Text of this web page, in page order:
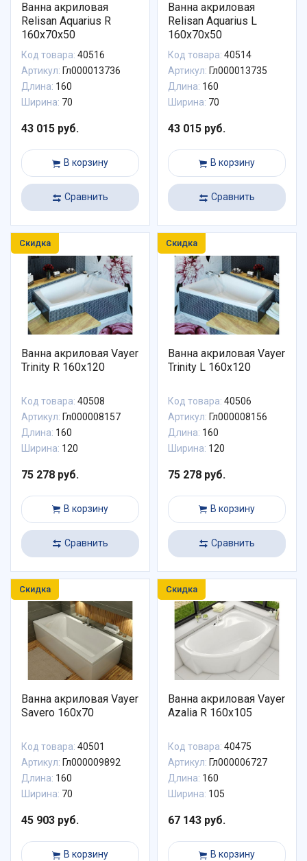
Ванна акриловая
Relisan Aquarius R
160х70х50
Код товара: 40516
Артикул: Гл000013736
Длина: 160
Ширина: 70
43 015 руб.
В корзину
Сравнить
Ванна акриловая
Relisan Aquarius L
160х70х50
Код товара: 40514
Артикул: Гл000013735
Длина: 160
Ширина: 70
43 015 руб.
В корзину
Сравнить
Скидка
Ванна акриловая Vayer
Trinity R 160x120
Код товара: 40508
Артикул: Гл000008157
Длина: 160
Ширина: 120
75 278 руб.
В корзину
Сравнить
Скидка
Ванна акриловая Vayer
Trinity L 160x120
Код товара: 40506
Артикул: Гл000008156
Длина: 160
Ширина: 120
75 278 руб.
В корзину
Сравнить
Скидка
Ванна акриловая Vayer
Savero 160x70
Код товара: 40501
Артикул: Гл000009892
Длина: 160
Ширина: 70
45 903 руб.
В корзину
Скидка
Ванна акриловая Vayer
Azalia R 160x105
Код товара: 40475
Артикул: Гл000006727
Длина: 160
Ширина: 105
67 143 руб.
В корзину